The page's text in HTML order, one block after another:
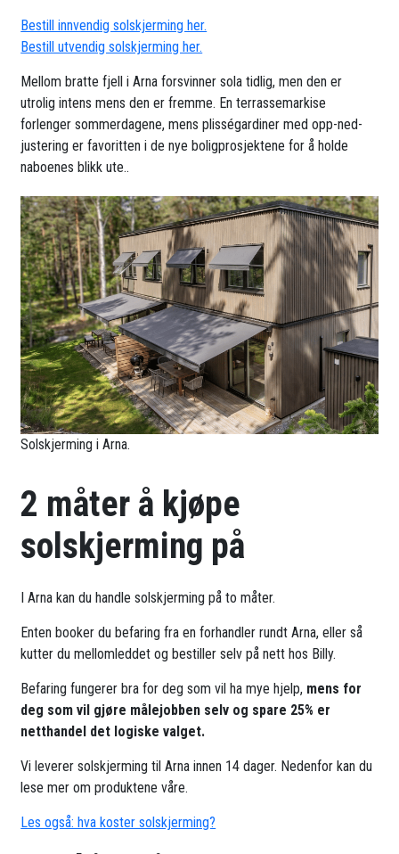
Bestill innvendig solskjerming her.
Bestill utvendig solskjerming her.
Mellom bratte fjell i Arna forsvinner sola tidlig, men den er
utrolig intens mens den er fremme. En terrassemarkise
forlenger sommerdagene, mens plisségardiner med opp-ned-
justering er favoritten i de nye boligprosjektene for å holde
naboenes blikk ute..
Solskjerming i Arna.
2 måter å kjøpe
solskjerming på
I Arna kan du handle solskjerming på to måter.
Enten booker du befaring fra en forhandler rundt Arna, eller så
kutter du mellomleddet og bestiller selv på nett hos Billy.
Befaring fungerer bra for deg som vil ha mye hjelp, mens for
deg som vil gjøre målejobben selv og spare 25% er
netthandel det logiske valget.
Vi leverer solskjerming til Arna innen 14 dager. Nedenfor kan du
lese mer om produktene våre.
Les også: hva koster solskjerming?